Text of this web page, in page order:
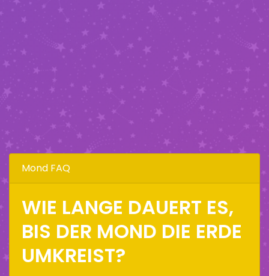
Mond FAQ
WIE LANGE DAUERT ES,
BIS DER MOND DIE ERDE
UMKREIST?